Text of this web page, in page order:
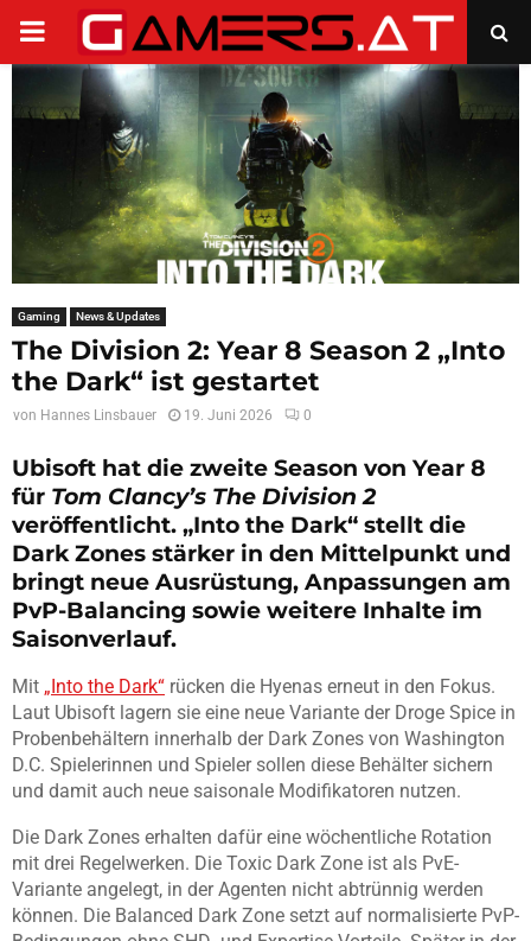
PRIMARY
MENU
Gaming News & Updates
The Division 2: Year 8 Season 2 „Into
the Dark“ ist gestartet
von Hannes Linsbauer 19. Juni 2026 0
Ubisoft hat die zweite Season von Year 8
für Tom Clancy’s The Division 2
veröffentlicht. „Into the Dark“ stellt die
Dark Zones stärker in den Mittelpunkt und
bringt neue Ausrüstung, Anpassungen am
PvP-Balancing sowie weitere Inhalte im
Saisonverlauf.
Mit „Into the Dark“ rücken die Hyenas erneut in den Fokus.
Laut Ubisoft lagern sie eine neue Variante der Droge Spice in
Probenbehältern innerhalb der Dark Zones von Washington
D.C. Spielerinnen und Spieler sollen diese Behälter sichern
und damit auch neue saisonale Modifikatoren nutzen.
Die Dark Zones erhalten dafür eine wöchentliche Rotation
mit drei Regelwerken. Die Toxic Dark Zone ist als PvE-
Variante angelegt, in der Agenten nicht abtrünnig werden
können. Die Balanced Dark Zone setzt auf normalisierte PvP-